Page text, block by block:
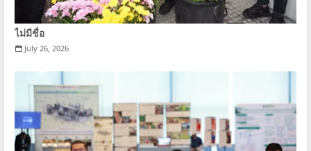
ไม่มีชื่อ
July 26, 2026